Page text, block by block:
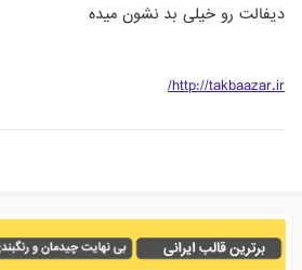
دیفالت رو خیلی بد نشون میده
http://takbaazar.ir/